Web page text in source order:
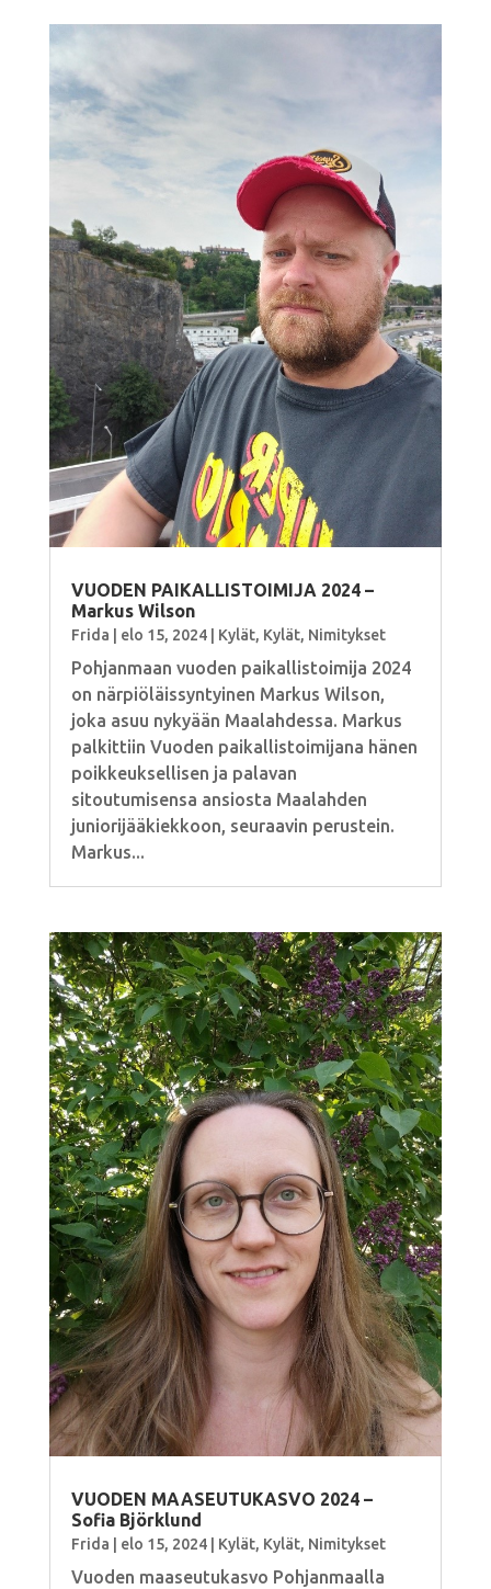
VUODEN PAIKALLISTOIMIJA 2024 –
Markus Wilson
Frida elo 15, 2024| Kylät, Kylät, Nimitykset
Pohjanmaan vuoden paikallistoimija 2024
on närpiöläissyntyinen Markus Wilson,
joka asuu nykyään Maalahdessa. Markus
palkittiin Vuoden paikallistoimijana hänen
poikkeuksellisen ja palavan
sitoutumisensa ansiosta Maalahden
juniorijääkiekkoon, seuraavin perustein.
Markus...
VUODEN MAASEUTUKASVO 2024 –
Sofia Björklund
Frida elo 15, 2024| Kylät, Kylät, Nimitykset
Vuoden maaseutukasvo Pohjanmaalla